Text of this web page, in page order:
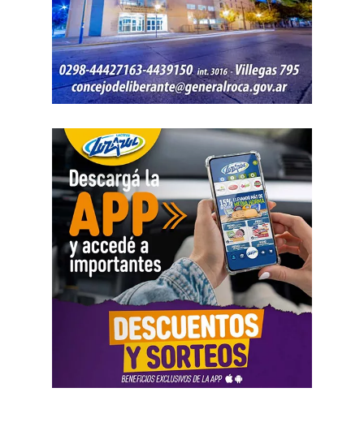
encontrados quedaron bajo resguardo para determinar su
procedencia.
Por disposición de la Fiscalía de turno, ambos hombres
permanecen detenidos en el marco de una causa por